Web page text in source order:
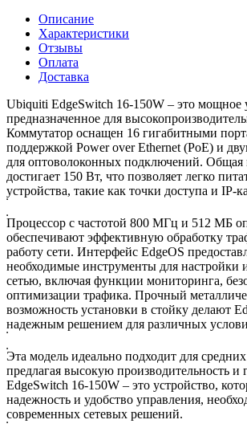
Описание
Характеристики
Отзывы
Оплата
Доставка
Ubiquiti EdgeSwitch 16-150W – это мощное
предназначенное для
Коммутатор оснащен 16 гигабитными
поддержкой Power over Ethernet (PoE) и
для оптоволоконных подключений. Общая
достигает 150 Вт, что позволяет легко
устройства, такие как точки доступа и IP-
Процессор с частотой 800 МГц и 512 МБ
обеспечивают эффективную обработку
работу сети. Интерфейс EdgeOS
необходимые инструменты для настройки
сетью, включая функции мониторинга,
оптимизации трафика. Прочный
возможность установки в стойку делают
надежным решением для различных
Эта модель идеально подходит для
предлагая высокую производительность и
EdgeSwitch 16-150W – это устройство,
надежность и удобство управления,
современных сетевых решений.